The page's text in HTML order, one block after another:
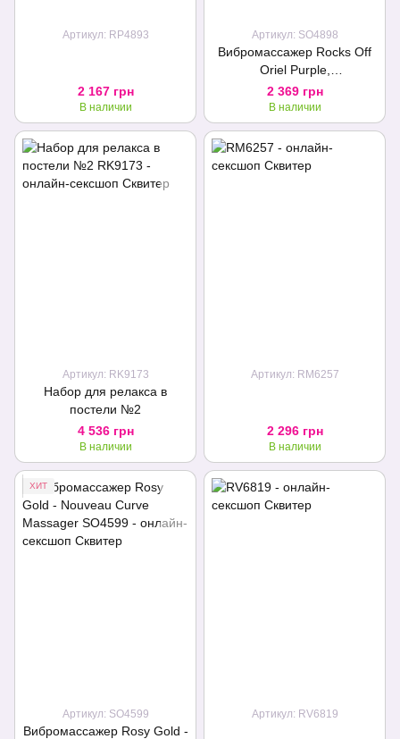
Артикул: RP4893
2 167 грн
В наличии
Артикул: SO4898
Вибромассажер Rocks Off
Oriel Purple,
водонепроницаемый,
гибкая головка, мощный,
LED подсветка
2 369 грн
В наличии
Артикул: RK9173
Набор для релакса в
постели №2
4 536 грн
В наличии
Артикул: RM6257
2 296 грн
В наличии
ХИТ
Артикул: SO4599
Вибромассажер Rosy Gold -
Артикул: RV6819